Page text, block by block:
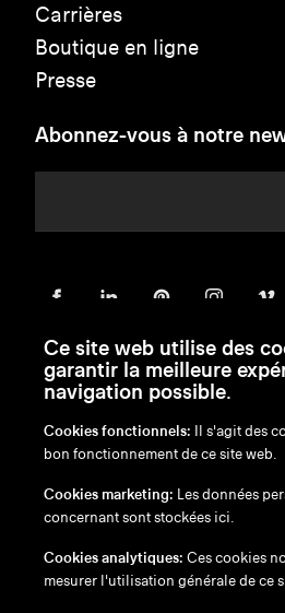
Carrières
Boutique en ligne
Presse
Abonnez-vous à notre
en/nl/fr/de
Exonération de responsabilité
Politique en matière de cookies
Ce site web utilise des
garantir la meilleure
navigation possible.
Cookies fonctionnels: Il s'agit des
bon fonctionnement de ce site web.
Cookies marketing: Les données
concernant sont stockées ici.
Cookies analytiques: Ces cookies
mesurer l'utilisation générale de ce